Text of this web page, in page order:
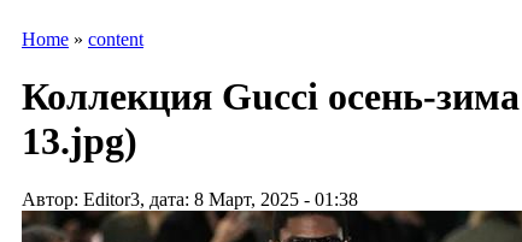
Home » content
Коллекция Gucci осень-
13.jpg)
Автор: Editor3, дата: 8 Март, 2025 - 01:38